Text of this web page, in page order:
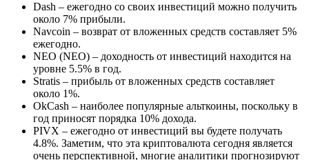
Dash – ежегодно со своих инвестиций можно получить
около 7% прибыли.
Navcoin – возврат от вложенных средств составляет 5%
ежегодно.
NEO (NEO) – доходность от инвестиций находится на
уровне 5.5% в год.
Stratis – прибыль от вложенных средств составляет
около 1%.
OkCash – наиболее популярные альткоины, поскольку в
год приносят порядка 10% дохода.
PIVX – ежегодно от инвестиций вы будете получать
4.8%. Заметим, что эта криптовалюта сегодня является
очень перспективной, многие аналитики прогнозируют